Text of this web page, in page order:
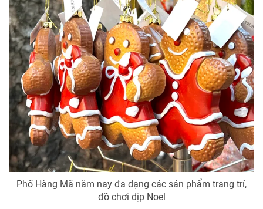
Phố Hàng Mã năm nay đa dạng các sản phẩm trang trí,
đồ chơi dịp Noel